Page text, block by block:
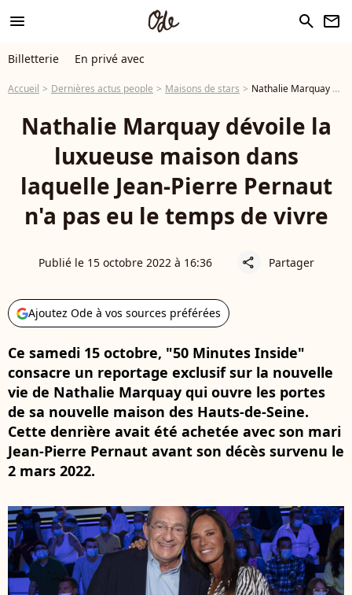
menu search newsletter
Billetterie En privé avec
Accueil Dernières actus people Maisons de stars Nathalie Marquay dévoile la luxueuse maison dans laquelle Jean-Pierre Pernaut n'a pas eu le temps de vivre
Nathalie Marquay dévoile la
luxueuse maison dans
laquelle Jean-Pierre Pernaut
n'a pas eu le temps de vivre
Publié le 15 octobre 2022 à 16:36 share Partager
Ajoutez Ode à vos sources préférées
Ce samedi 15 octobre, "50 Minutes Inside"
consacre un reportage exclusif sur la nouvelle
vie de Nathalie Marquay qui ouvre les portes
de sa nouvelle maison des Hauts-de-Seine.
Cette denrière avait été achetée avec son mari
Jean-Pierre Pernaut avant son décès survenu le
2 mars 2022.